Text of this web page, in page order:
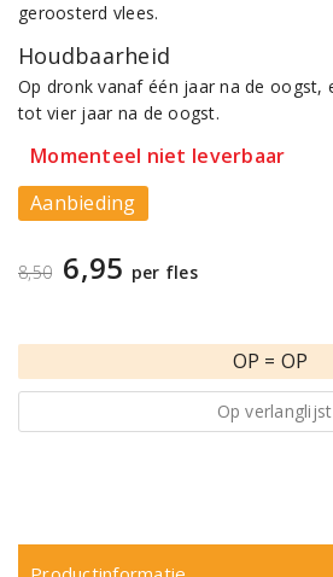
geroosterd vlees.
Houdbaarheid
Op dronk vanaf één jaar na de oogst,
tot vier jaar na de oogst.
Momenteel niet leverbaar
Aanbieding
8,50 6,95 per fles
OP = OP
Op verlanglijst